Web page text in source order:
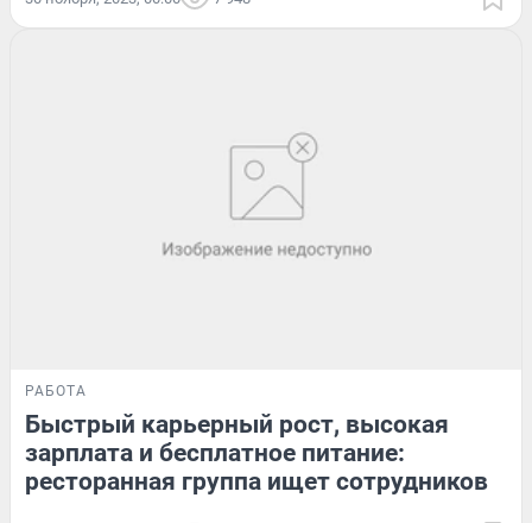
РАБОТА
Быстрый карьерный рост, высокая
зарплата и бесплатное питание:
ресторанная группа ищет сотрудников